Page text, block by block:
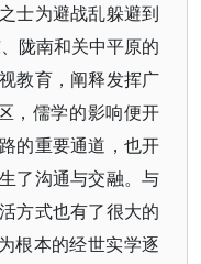
士为避战乱躲避到
陇南和关中平原的
教育，阐释发挥广
，儒学的影响便开
的重要通道，也开
了沟通与交融。与
方式也有了很大的
根本的经世实学逐